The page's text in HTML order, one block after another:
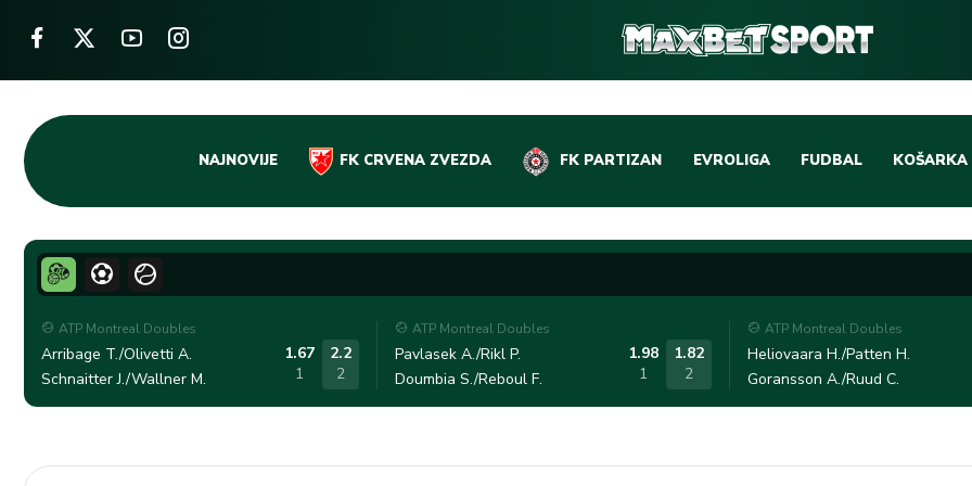
Skip
content
NAJNOVIJE FK CRVENA ZVEZDA FK PARTIZAN EVROLIGA FUDBAL
DOMAĆI FUDBAL
LIGE PETICE
OSTALE LIGE
KOŠARKA
EVROLIGA
ABA LIGA
ATP Montreal Doubles
Arribage T./Olivetti A.
Schnaitter J./Wallner M.
1.67
1
2.2
2
ATP Montreal Doubles
Pavlasek A./Rikl P.
Doumbia S./Reboul F.
1.98
1
1.82
2
ATP Montreal Doubles
Heliovaara H./Patten H.
Goransson A./Ruud C.